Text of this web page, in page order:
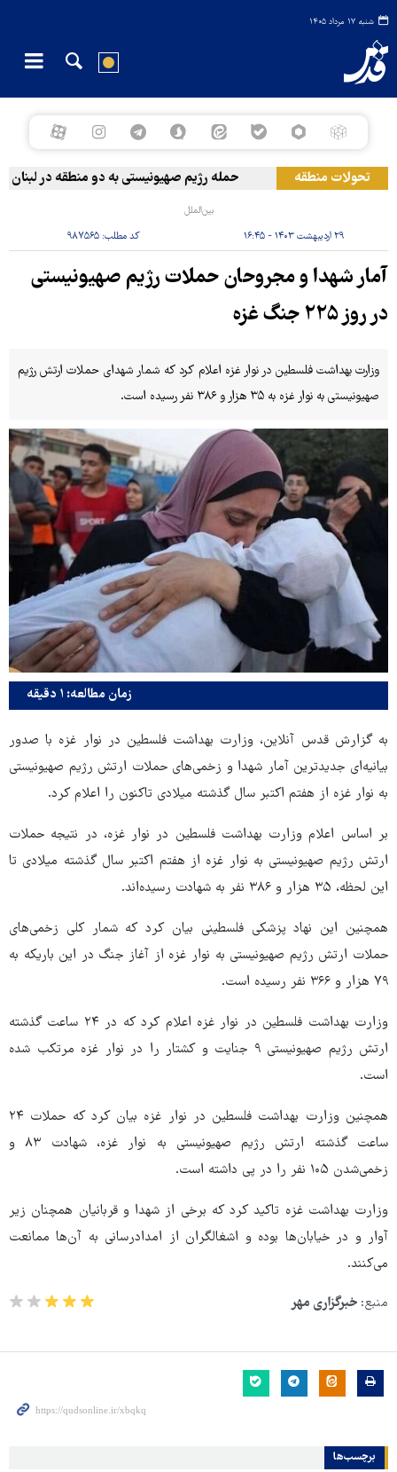
شنبه ۱۷ مرداد ۱۴۰۵
تحولات منطقه حمله رژیم صهیونیستی به دو منطقه در لبنان
بین‌الملل
۲۹ اردیبهشت ۱۴۰۳ - ۱۶:۴۵ کد مطلب: ۹۸۷۵۶۵
آمار شهدا و مجروحان حملات رژیم صهیونیستی
در روز ۲۲۵ جنگ غزه
وزارت بهداشت فلسطین در نوار غزه اعلام کرد که شمار شهدای حملات ارتش رژیم
صهیونیستی به نوار غزه به ۳۵ هزار و ۳۸۶ نفر رسیده است.
زمان مطالعه: ۱ دقیقه
به گزارش قدس آنلاین، وزارت بهداشت فلسطین در نوار غزه با صدور
بیانیه‌ای جدیدترین آمار شهدا و زخمی‌های حملات ارتش رژیم صهیونیستی
به نوار غزه از هفتم اکتبر سال گذشته میلادی تاکنون را اعلام کرد.
بر اساس اعلام وزارت بهداشت فلسطین در نوار غزه، در نتیجه حملات
ارتش رژیم صهیونیستی به نوار غزه از هفتم اکتبر سال گذشته میلادی تا
این لحظه، ۳۵ هزار و ۳۸۶ نفر به شهادت رسیده‌اند.
همچنین این نهاد پزشکی فلسطینی بیان کرد که شمار کلی زخمی‌های
حملات ارتش رژیم صهیونیستی به نوار غزه از آغاز جنگ در این باریکه به
۷۹ هزار و ۳۶۶ نفر رسیده است.
وزارت بهداشت فلسطین در نوار غزه اعلام کرد که در ۲۴ ساعت گذشته
ارتش رژیم صهیونیستی ۹ جنایت و کشتار را در نوار غزه مرتکب شده
است.
همچنین وزارت بهداشت فلسطین در نوار غزه بیان کرد که حملات ۲۴
ساعت گذشته ارتش رژیم صهیونیستی به نوار غزه، شهادت ۸۳ و
زخمی‌شدن ۱۰۵ نفر را در پی داشته است.
وزارت بهداشت غزه تاکید کرد که برخی از شهدا و قربانیان همچنان زیر
آوار و در خیابان‌ها بوده و اشغالگران از امدادرسانی به آن‌ها ممانعت
می‌کنند.
منبع: خبرگزاری مهر
برچسب‌ها